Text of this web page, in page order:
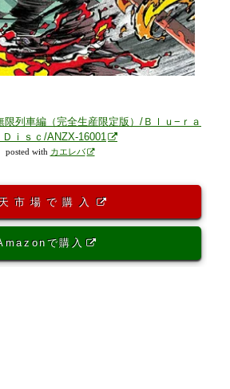
限列車編（完全生産限定版）/Ｂｌｕ−ｒａ
ｉｓｃ/ANZX-16001
posted with カエレバ
市場で購入
で購入